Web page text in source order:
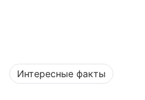
Интересные факты